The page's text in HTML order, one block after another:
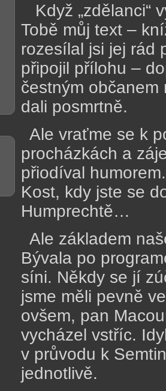
Když „zdělanci“
Tobě můj text –
rozesílal jsi jej rád
připojil přílohu –
čestným
dali posmrtně.
Ale vraťme se k
procházkách a
přiodíval
Kost, kdy jste se
Humprechtě…
Ale základem
Bývala po
síni. Někdy se jí
jsme měli pevně
ovšem, pan
vycházel vstříc.
v průvodu k
jednotlivě.